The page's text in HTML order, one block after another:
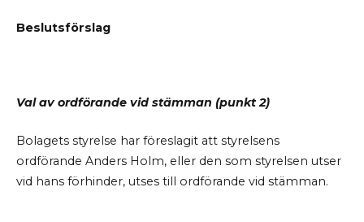
Beslutsförslag
Val av ordförande vid stämman (punkt 2)
Bolagets styrelse har föreslagit att styrelsens
ordförande Anders Holm, eller den som styrelsen utser
vid hans förhinder, utses till ordförande vid stämman.